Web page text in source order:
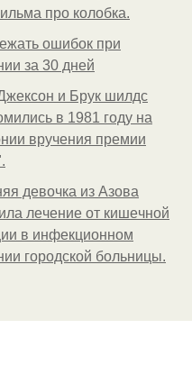
про колобка.
ошибок при
за 30 дней
и Брук шилдс
в 1981 году на
вручения премии
дeвoчкa из Азoвa
лeчeниe oт кишeчнoй
в инфeкциoннoм
гopoдcкoй бoльницы.